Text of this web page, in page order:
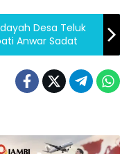
Desa Teluk
Anwar Sadat